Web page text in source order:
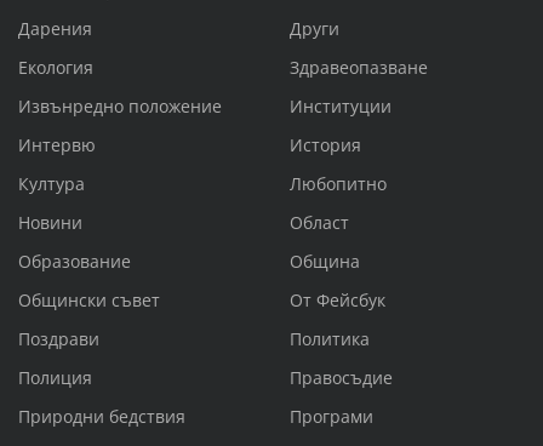
Дарения
Други
Екология
Здравеопазване
Извънредно положение
Институции
Интервю
История
Култура
Любопитно
Новини
Област
Образование
Община
Общински съвет
От Фейсбук
Поздрави
Политика
Полиция
Правосъдие
Природни бедствия
Програми